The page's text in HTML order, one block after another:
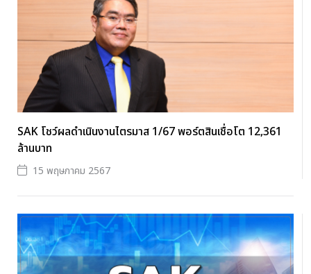
SAK โชว์ผลดำเนินงานไตรมาส 1/67 พอร์ตสินเชื่อโต 12,361
ล้านบาท
15 พฤษภาคม 2567